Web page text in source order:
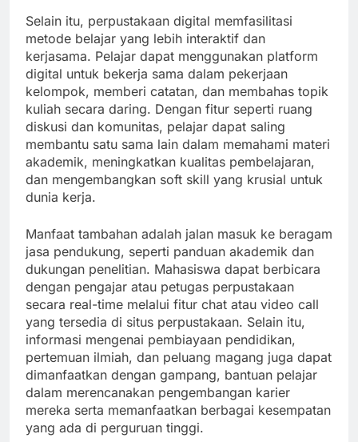
Selain itu, perpustakaan digital memfasilitasi
metode belajar yang lebih interaktif dan
kerjasama. Pelajar dapat menggunakan platform
digital untuk bekerja sama dalam pekerjaan
kelompok, memberi catatan, dan membahas topik
kuliah secara daring. Dengan fitur seperti ruang
diskusi dan komunitas, pelajar dapat saling
membantu satu sama lain dalam memahami materi
akademik, meningkatkan kualitas pembelajaran,
dan mengembangkan soft skill yang krusial untuk
dunia kerja.
Manfaat tambahan adalah jalan masuk ke beragam
jasa pendukung, seperti panduan akademik dan
dukungan penelitian. Mahasiswa dapat berbicara
dengan pengajar atau petugas perpustakaan
secara real-time melalui fitur chat atau video call
yang tersedia di situs perpustakaan. Selain itu,
informasi mengenai pembiayaan pendidikan,
pertemuan ilmiah, dan peluang magang juga dapat
dimanfaatkan dengan gampang, bantuan pelajar
dalam merencanakan pengembangan karier
mereka serta memanfaatkan berbagai kesempatan
yang ada di perguruan tinggi.